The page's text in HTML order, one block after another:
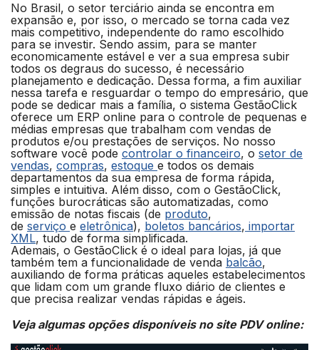
No Brasil, o setor terciário ainda se encontra em
expansão e, por isso, o mercado se torna cada vez
mais competitivo, independente do ramo escolhido
para se investir. Sendo assim, para se manter
economicamente estável e ver a sua empresa subir
todos os degraus do sucesso, é necessário
planejamento e dedicação. Dessa forma, a fim auxiliar
nessa tarefa e resguardar o tempo do empresário, que
pode se dedicar mais a família, o sistema GestãoClick
oferece um ERP online para o controle de pequenas e
médias empresas que trabalham com vendas de
produtos e/ou prestações de serviços. No nosso
software você pode controlar o financeiro, o setor de
vendas, compras, estoque e todos os demais
departamentos da sua empresa de forma rápida,
simples e intuitiva. Além disso, com o GestãoClick,
funções burocráticas são automatizadas, como
emissão de notas fiscais (de produto,
de serviço e eletrônica), boletos bancários, importar
XML, tudo de forma simplificada.
Ademais, o GestãoClick é o ideal para lojas, já que
também tem a funcionalidade de venda balcão,
auxiliando de forma práticas aqueles estabelecimentos
que lidam com um grande fluxo diário de clientes e
que precisa realizar vendas rápidas e ágeis.
Veja algumas opções disponíveis no site PDV online: